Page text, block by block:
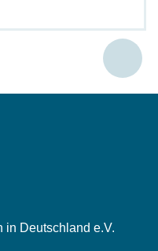
in Deutschland e.V.